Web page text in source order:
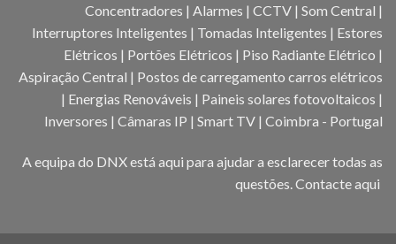
Concentradores | Alarmes | CCTV | Som Central |
Interruptores Inteligentes | Tomadas Inteligentes | Estores
Elétricos | Portões Elétricos | Piso Radiante Elétrico |
Aspiração Central | Postos de carregamento carros elétricos
| Energias Renováveis | Paineis solares fotovoltaicos |
Inversores | Câmaras IP | Smart TV | Coimbra - Portugal
A equipa do DNX está aqui para ajudar a esclarecer todas as
questões. Contacte aqui